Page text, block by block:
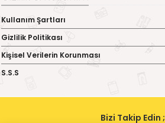
Kullanım Şartları
Gizlilik Politikası
Kişisel Verilerin Korunması
S.S.S
Bizi Takip Edin ;